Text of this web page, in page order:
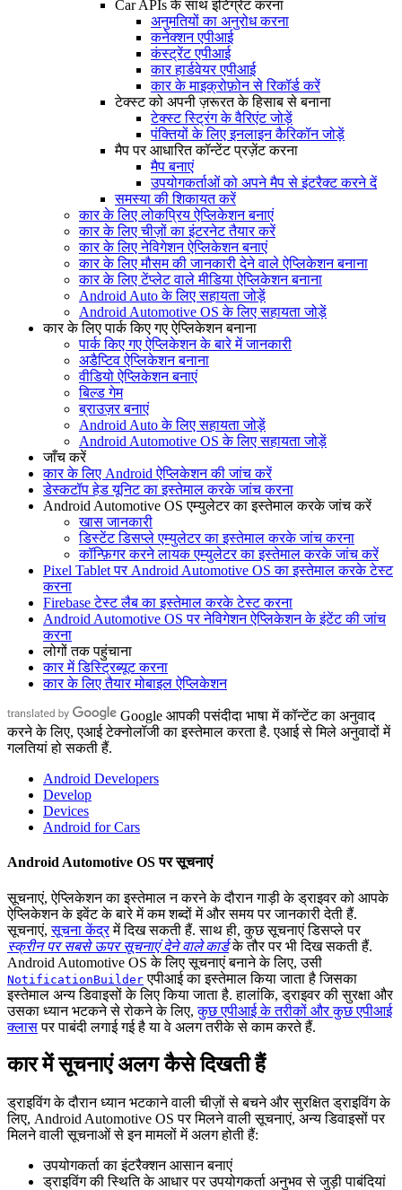
Car APIs के साथ इंटिग्रेट करना
अनुमतियों का अनुरोध करना
कनेक्शन एपीआई
कंस्ट्रेंट एपीआई
कार हार्डवेयर एपीआई
कार के माइक्रोफ़ोन से रिकॉर्ड करें
टेक्स्ट को अपनी ज़रूरत के हिसाब से बनाना
टेक्स्ट स्ट्रिंग के वैरिएंट जोड़ें
पंक्तियों के लिए इनलाइन कैरिकॉन जोड़ें
मैप पर आधारित कॉन्टेंट प्रज़ेंट करना
मैप बनाएं
उपयोगकर्ताओं को अपने मैप से इंटरैक्ट करने दें
समस्या की शिकायत करें
कार के लिए लोकप्रिय ऐप्लिकेशन बनाएं
कार के लिए चीज़ों का इंटरनेट तैयार करें
कार के लिए नेविगेशन ऐप्लिकेशन बनाएं
कार के लिए मौसम की जानकारी देने वाले ऐप्लिकेशन बनाना
कार के लिए टेंप्लेट वाले मीडिया ऐप्लिकेशन बनाना
Android Auto के लिए सहायता जोड़ें
Android Automotive OS के लिए सहायता जोड़ें
कार के लिए पार्क किए गए ऐप्लिकेशन बनाना
पार्क किए गए ऐप्लिकेशन के बारे में जानकारी
अडैप्टिव ऐप्लिकेशन बनाना
वीडियो ऐप्लिकेशन बनाएं
बिल्ड गेम
ब्राउज़र बनाएं
Android Auto के लिए सहायता जोड़ें
Android Automotive OS के लिए सहायता जोड़ें
जाँच करें
कार के लिए Android ऐप्लिकेशन की जांच करें
डेस्कटॉप हेड यूनिट का इस्तेमाल करके जांच करना
Android Automotive OS एम्युलेटर का इस्तेमाल करके जांच करें
खास जानकारी
डिस्टेंट डिसप्ले एम्युलेटर का इस्तेमाल करके जांच करना
कॉन्फ़िगर करने लायक एम्युलेटर का इस्तेमाल करके जांच करें
Pixel Tablet पर Android Automotive OS का इस्तेमाल करके टेस्ट
करना
Firebase टेस्ट लैब का इस्तेमाल करके टेस्ट करना
Android Automotive OS पर नेविगेशन ऐप्लिकेशन के इंटेंट की जांच
करना
लोगों तक पहुंचाना
कार में डिस्ट्रिब्यूट करना
कार के लिए तैयार मोबाइल ऐप्लिकेशन
Google आपकी पसंदीदा भाषा में कॉन्टेंट का अनुवाद
करने के लिए, एआई टेक्नोलॉजी का इस्तेमाल करता है. एआई से मिले अनुवादों में
गलतियां हो सकती हैं.
Android Developers
Develop
Devices
Android for Cars
Android Automotive OS पर सूचनाएं
सूचनाएं, ऐप्लिकेशन का इस्तेमाल न करने के दौरान गाड़ी के ड्राइवर को आपके
ऐप्लिकेशन के इवेंट के बारे में कम शब्दों में और समय पर जानकारी देती हैं.
सूचनाएं,सूचना केंद्रमें दिख सकती हैं. साथ ही, कुछ सूचनाएं डिसप्ले पर
स्क्रीन पर सबसे ऊपर सूचनाएं देने वाले कार्डके तौर पर भी दिख सकती हैं.
Android Automotive OS के लिए सूचनाएं बनाने के लिए, उसी
NotificationBuilder एपीआई का इस्तेमाल किया जाता है जिसका
इस्तेमाल अन्य डिवाइसों के लिए किया जाता है. हालांकि, ड्राइवर की सुरक्षा और
उसका ध्यान भटकने से रोकने के लिए,कुछ एपीआई के तरीकों और कुछ एपीआई
क्लासपर पाबंदी लगाई गई है या वे अलग तरीके से काम करते हैं.
कार में सूचनाएं अलग कैसे दिखती हैं
ड्राइविंग के दौरान ध्यान भटकाने वाली चीज़ों से बचने और सुरक्षित ड्राइविंग के
लिए, Android Automotive OS पर मिलने वाली सूचनाएं, अन्य डिवाइसों पर
मिलने वाली सूचनाओं से इन मामलों में अलग होती हैं:
उपयोगकर्ता का इंटरैक्शन आसान बनाएं
ड्राइविंग की स्थिति के आधार पर उपयोगकर्ता अनुभव से जुड़ी पाबंदियां